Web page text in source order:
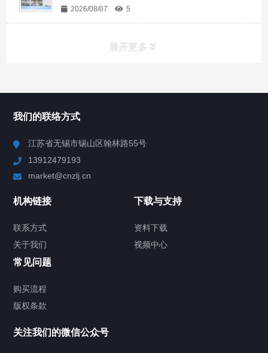
2026/08/07 5
展开更多
Chiller高精度制冷循环器
TCU温度控制单元
Chiller气体控温系统
我们的联络方式
江苏省无锡市锡山区翰林路55号
13912479193
market@cnzlj.cn
机构链接
联系方式
关于我们
下载与支持
资料下载
视频中心
常见问题
购买流程
版权条款
关注我们的微信公众号